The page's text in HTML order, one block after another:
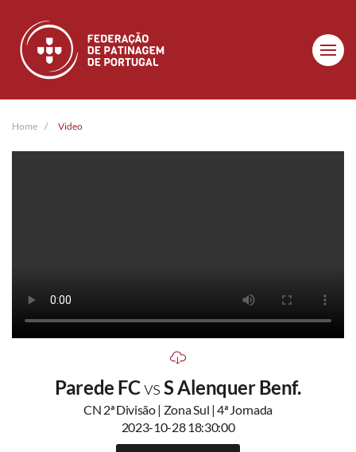
Skip to main content
Home Video
Parede FCvsS Alenquer Benf.
CN 2ª Divisão | Zona Sul | 4ª Jornada
2023-10-28 18:30:00